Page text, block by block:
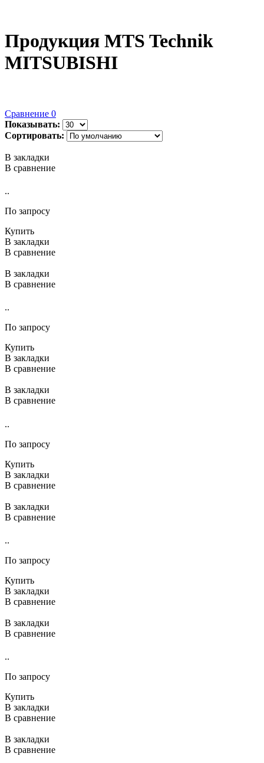
Продукция MTS Technik
MITSUBISHI
Сравнение 0
Показывать:
Сортировать:
В закладки
В сравнение
..
По запросу
Купить
В закладки
В сравнение
В закладки
В сравнение
..
По запросу
Купить
В закладки
В сравнение
В закладки
В сравнение
..
По запросу
Купить
В закладки
В сравнение
В закладки
В сравнение
..
По запросу
Купить
В закладки
В сравнение
В закладки
В сравнение
..
По запросу
Купить
В закладки
В сравнение
В закладки
В сравнение